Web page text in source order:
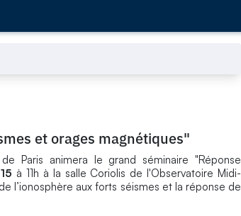
et orages magnétiques"
Paris animera le grand séminaire "Réponse
à 11h à la salle Coriolis de l'Observatoire Midi-
l’ionosphère aux forts séismes et la réponse de